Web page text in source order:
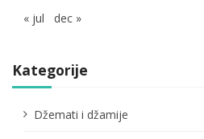
« jul dec »
Kategorije
Džemati i džamije